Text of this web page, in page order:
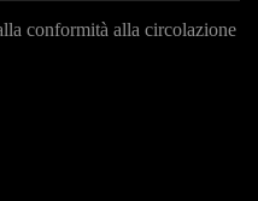
conformità alla circolazione